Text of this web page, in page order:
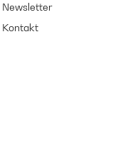
Newsletter
Kontakt